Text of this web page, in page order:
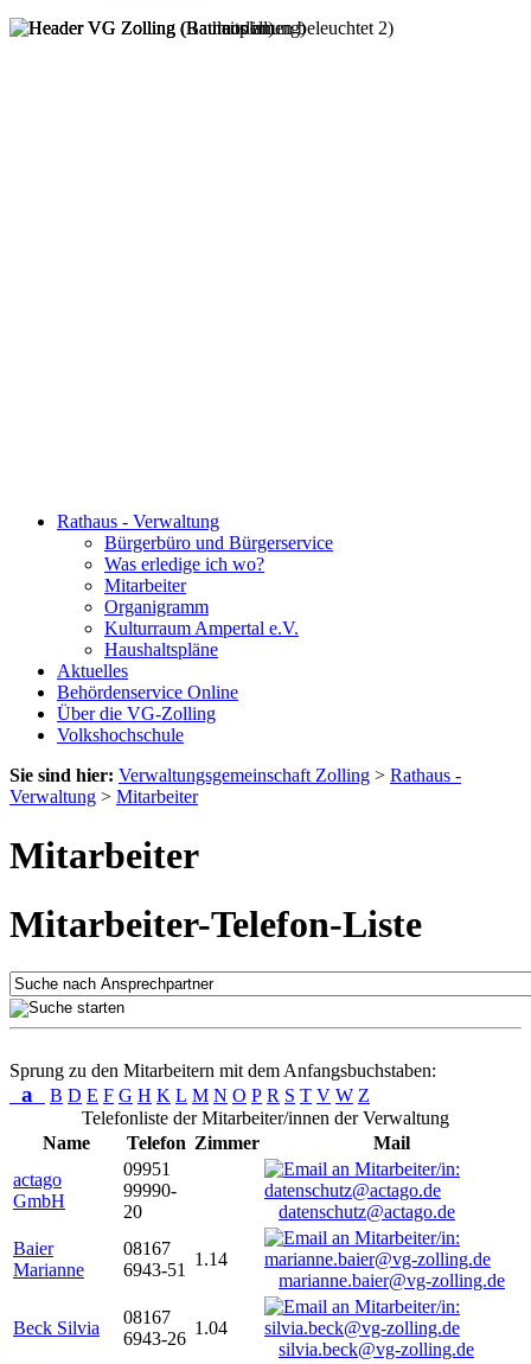
Rathaus - Verwaltung
Bürgerbüro und Bürgerservice
Was erledige ich wo?
Mitarbeiter
Organigramm
Kulturraum Ampertal e.V.
Haushaltspläne
Aktuelles
Behördenservice Online
Über die VG-Zolling
Volkshochschule
Sie sind hier: Verwaltungsgemeinschaft Zolling > Rathaus -
Verwaltung > Mitarbeiter
Mitarbeiter
Mitarbeiter-Telefon-Liste
Sprung zu den Mitarbeitern mit dem Anfangsbuchstaben:
a B D E F G H K L M N O P R S T V W Z
Telefonliste der Mitarbeiter/innen der Verwaltung
Name
Telefon Zimmer
Mail
actago
GmbH
09951
99990-
20
datenschutz@actago.de
Baier
Marianne
08167
6943-51
1.14
marianne.baier@vg-zolling.de
Beck Silvia
08167
6943-26
1.04
silvia.beck@vg-zolling.de